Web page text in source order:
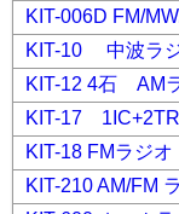
KIT-006D FM/
KIT-10 中波ラ
KIT-12 4石 AM
KIT-17
KIT-18 FMラジオ
KIT-210 AM/FM